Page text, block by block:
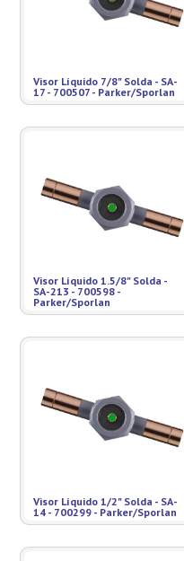
Visor Líquido 7/8" Solda - SA-
17 - 700507 - Parker/Sporlan
Visor Líquido 1.5/8" Solda -
SA-213 - 700598 -
Parker/Sporlan
Visor Líquido 1/2" Solda - SA-
14 - 700299 - Parker/Sporlan